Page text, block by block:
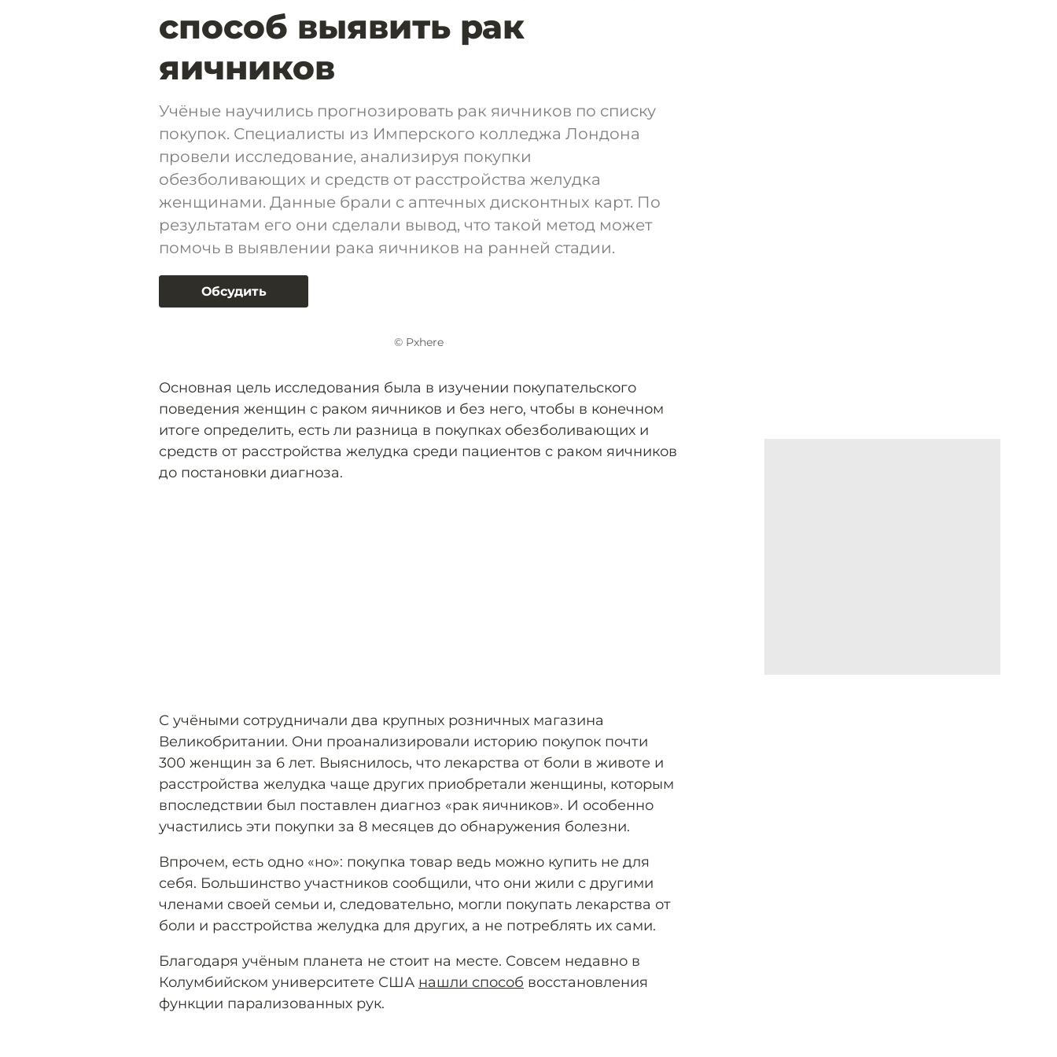
способ выявить рак
яичников
Учёные научились прогнозировать рак яичников по списку
покупок. Специалисты из Имперского колледжа Лондона
провели исследование, анализируя покупки
обезболивающих и средств от расстройства желудка
женщинами. Данные брали с аптечных дисконтных карт. По
результатам его они сделали вывод, что такой метод может
помочь в выявлении рака яичников на ранней стадии.
Обсудить
© Рxhere
Основная цель исследования была в изучении покупательского
поведения женщин с раком яичников и без него, чтобы в конечном
итоге определить, есть ли разница в покупках обезболивающих и
средств от расстройства желудка среди пациентов с раком яичников
до постановки диагноза.
С учёными сотрудничали два крупных розничных магазина
Великобритании. Они проанализировали историю покупок почти
300 женщин за 6 лет. Выяснилось, что лекарства от боли в животе и
расстройства желудка чаще других приобретали женщины, которым
впоследствии был поставлен диагноз «рак яичников». И особенно
участились эти покупки за 8 месяцев до обнаружения болезни.
Впрочем, есть одно «но»: покупка товар ведь можно купить не для
себя. Большинство участников сообщили, что они жили с другими
членами своей семьи и, следовательно, могли покупать лекарства от
боли и расстройства желудка для других, а не потреблять их сами.
Благодаря учёным планета не стоит на месте. Совсем недавно в
Колумбийском университете США нашли способ восстановления
функции парализованных рук.